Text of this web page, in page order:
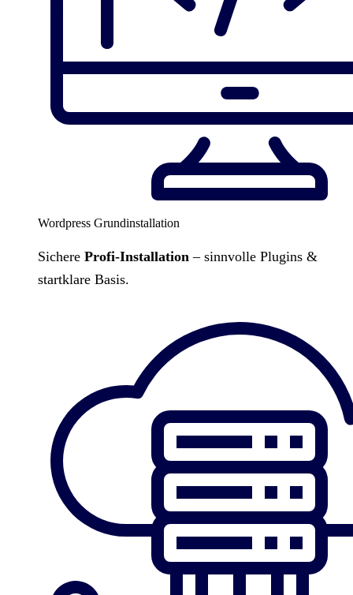
Wordpress Grundinstallation
Sichere Profi-Installation – sinnvolle Plugins &
startklare Basis.